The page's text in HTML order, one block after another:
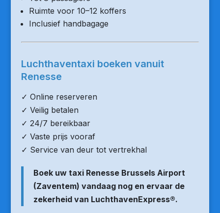
Ruimte voor 10–12 koffers
Inclusief handbagage
Luchthaventaxi boeken vanuit
Renesse
✓ Online reserveren
✓ Veilig betalen
✓ 24/7 bereikbaar
✓ Vaste prijs vooraf
✓ Service van deur tot vertrekhal
Boek uw taxi Renesse Brussels Airport
(Zaventem) vandaag nog en ervaar de
zekerheid van LuchthavenExpress®.